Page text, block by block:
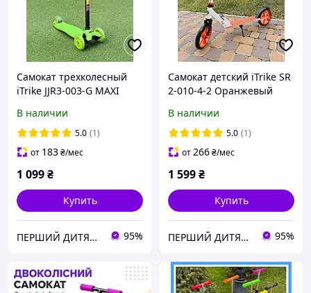
Самокат трехколесный
iTrike JJR3-003-G MAXI
В наличии
5.0 (1)
от 183₴/мес
1 099₴
Купить
ПЕРШИЙ ДИТЯЧИЙ 95%
Самокат детский iTrike SR
2-010-4-2 Оранжевый
В наличии
5.0 (1)
от266₴/мес
1 599₴
Купить
ПЕРШИЙ ДИТЯЧИЙ 95%